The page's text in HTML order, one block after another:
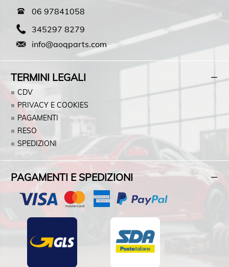
06 97841058
345297 8279
info@aoqparts.com
TERMINI LEGALI
CDV
PRIVACY E COOKIES
PAGAMENTI
RESO
SPEDIZIONI
PAGAMENTI E SPEDIZIONI